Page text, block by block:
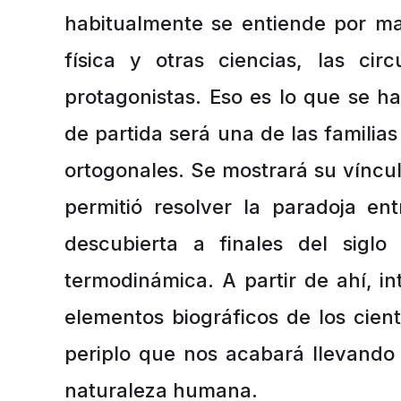
habitualmente se entiende por
física y otras ciencias, las
protagonistas. Eso es lo que se
de partida será una de las
ortogonales. Se mostrará su
permitió resolver la paradoja
descubierta a finales del
termodinámica. A partir de ahí,
elementos biográficos de los
periplo que nos acabará
naturaleza humana.